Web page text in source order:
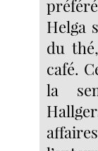
Helga
du
café.
la